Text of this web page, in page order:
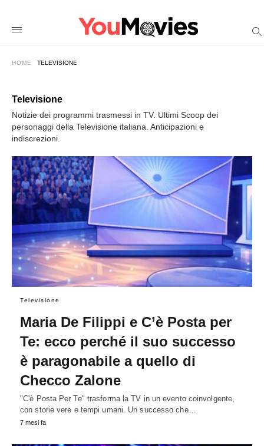
/2026/01/12/maria-
ce-
ecco-
perche-
suo-
successo-
paragonabile-
quello-
checco-
zalone/amp/
HOME TELEVISIONE
Televisione
Notizie dei programmi trasmessi in TV. Ultimi Scoop dei
personaggi della Televisione italiana. Anticipazioni e
indiscrezioni.
Televisione
Maria De Filippi e C’è Posta per
Te: ecco perché il suo successo
è paragonabile a quello di
Checco Zalone
"C'è Posta Per Te" trasforma la TV in un evento coinvolgente,
con storie vere e tempi umani. Un successo che…
7 mesi fa